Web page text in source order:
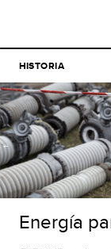
HISTORIA
Energía